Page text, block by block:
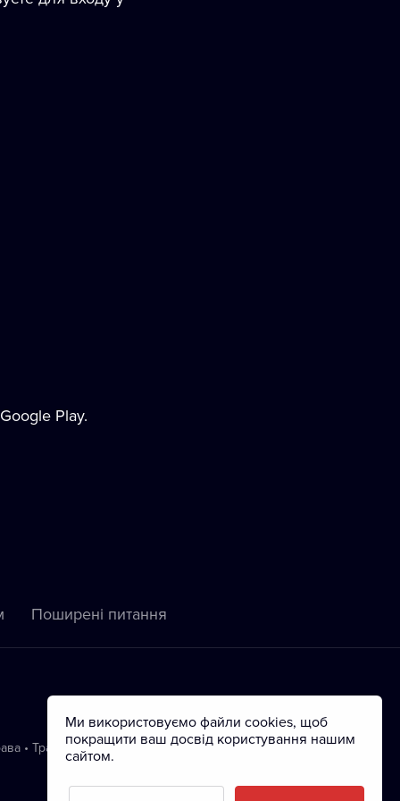
Play.
Пoширені питання
• Трансляція
Ми використовуємо файли cookies, щоб
покращити ваш досвід користування нашим
сайтом.